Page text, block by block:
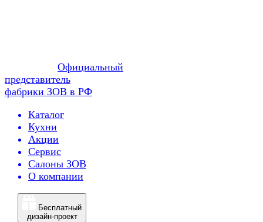
Официальный
представитель
фабрики ЗОВ в РФ
Каталог
Кухни
Акции
Сервис
Салоны ЗОВ
О компании
Бесплатный
дизайн-проект